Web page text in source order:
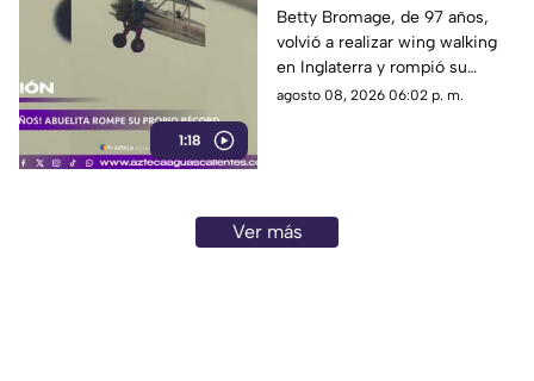
1:18
propio récord Guinness
en las alturas
Betty Bromage, de 97 años,
volvió a realizar wing walking
en Inglaterra y rompió su
propio récord Guinness tras
agosto 08, 2026 06:02 p. m.
Ver más